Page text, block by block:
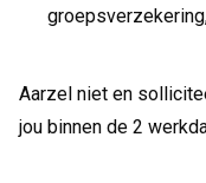
Aarzel niet en
jou binnen de 2